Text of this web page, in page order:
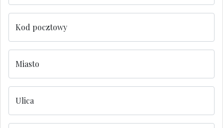
Kod pocztowy
Miasto
Ulica